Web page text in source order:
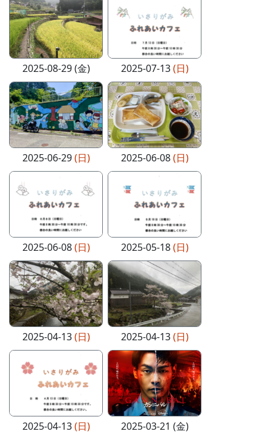
2025-08-29 (金) 2025-07-13(日)
2025-06-29(日) 2025-06-08(日)
2025-06-08(日) 2025-05-18(日)
2025-04-13(日) 2025-04-13(日)
2025-04-13(日) 2025-03-21 (金)